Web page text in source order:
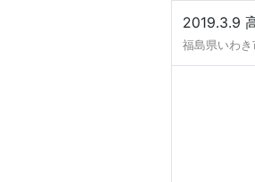
2019.3.9
福島県いわ